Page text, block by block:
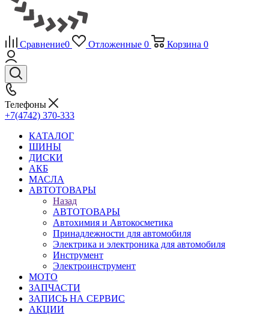
Сравнение0 Отложенные 0 Корзина 0
Телефоны
+7(4742) 370-333
КАТАЛОГ
ШИНЫ
ДИСКИ
АКБ
МАСЛА
АВТОТОВАРЫ
Назад
АВТОТОВАРЫ
Автохимия и Автокосметика
Принадлежности для автомобиля
Электрика и электроника для автомобиля
Инструмент
Электроинструмент
МОТО
ЗАПЧАСТИ
ЗАПИСЬ НА СЕРВИС
АКЦИИ